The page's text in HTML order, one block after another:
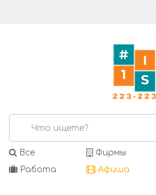
Все Фирмы
Работа
Афиша